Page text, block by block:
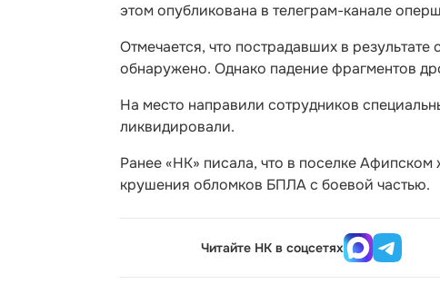
этом опубликована в телеграм-канале
Отмечается, что пострадавших в
обнаружено. Однако падение фрагментов
На место направили сотрудников
ликвидировали.
Ранее «НК» писала, что в поселке
крушения обломков БПЛА с боевой частью.
Читайте НК в соцсетях